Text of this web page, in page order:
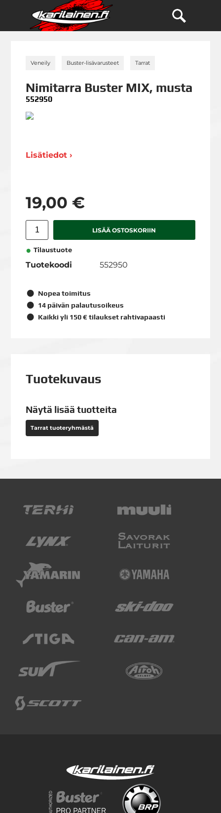
Veneily Buster-lisävarusteet Tarrat
Nimitarra Buster MIX, musta
552950
Lisätiedot ›
19,00 €
LISÄÄ OSTOSKORIIN
Tilaustuote
Tuotekoodi 552950
Nopea toimitus
14 päivän palautusoikeus
Kaikki yli 150 € tilaukset rahtivapaasti
Tuotekuvaus
Näytä lisää tuotteita
Tarrat tuoteryhmästä